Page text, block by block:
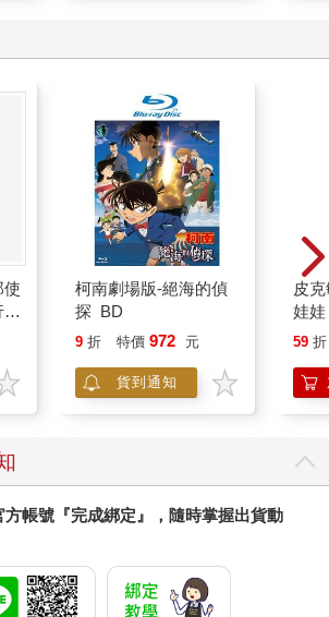
告訴我：「牛排館是服務業，我們的成就
是客人吃得開不開心！」這番話讓我好感
，也擁有讓人敬佩的服務熱忱，但是我覺
因為，牛排館裡的員工幾乎都是「老闆在
套」。
導把餐具擺放整齊，廚師就會從廚房裡頭
具弄亂，然後賞我一句：「做人不要太做
應對方式，跟客人和顏悅色地講話，領班
嫁到他家當媳婦嗎？」
困惑！這家牛排館的裝潢不錯，牛排也很
，十足的牛排館老闆臉！但是為何這兩家
的差別呢？
氣質很好的女生來店內用餐，她很客氣地
不難，老闆也曾經跟我說過：「好吃的牛
使
柯南劇場版-絕海的偵
探 BD
9 折 特價 972 元
貨到通知
皮
娃
子
易
59 折
帳號『完成綁定』，隨時掌握出貨動